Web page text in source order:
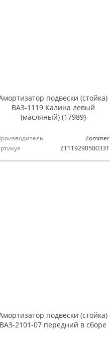
подвески (стойка)
ВАЗ-1119 Калина левый
(масляный) (17989)
Zommer
Z1119290500331
подвески (стойка)
ВАЗ-2101-07 передний в сборе